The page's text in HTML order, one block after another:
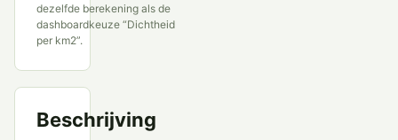
dezelfde berekening als de
dashboardkeuze “Dichtheid
per km2”.
Beschrijving
Mandarijneend
Muskuseend